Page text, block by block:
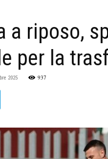
a riposo,
per la
2025 937